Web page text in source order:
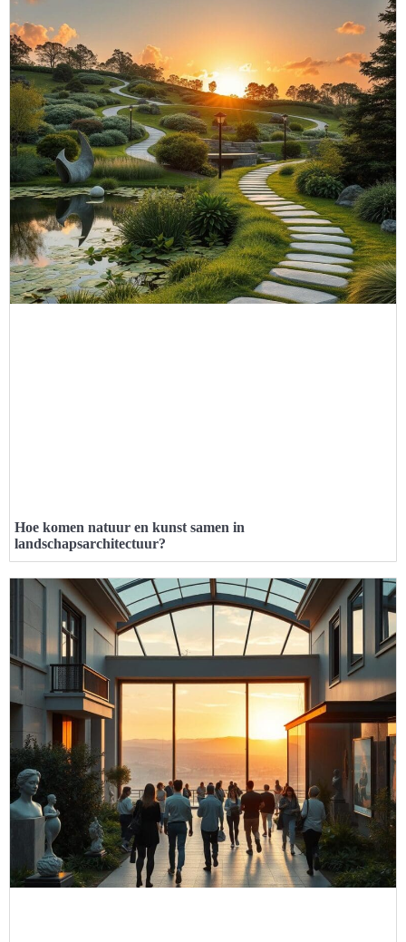
Hoe komen natuur en kunst samen in
landschapsarchitectuur?